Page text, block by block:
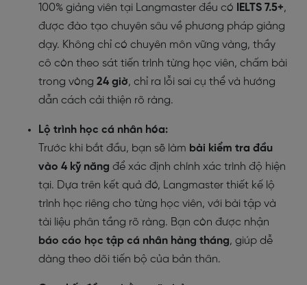
100% giảng viên tại Langmaster đều có
IELTS 7.5+,
được đào tạo chuyên sâu về phương pháp giảng
dạy. Không chỉ có chuyên môn vững vàng, thầy
cô còn theo sát tiến trình từng học viên, chấm bài
trong vòng 24 giờ, chỉ ra lỗi sai cụ thể và hướng
dẫn cách cải thiện rõ ràng.
Lộ trình học cá nhân hóa:
Trước khi bắt đầu, bạn sẽ làm bài kiểm tra đầu
vào 4 kỹ năng để xác định chính xác trình độ hiện
tại. Dựa trên kết quả đó, Langmaster thiết kế lộ
trình học riêng cho từng học viên, với bài tập và
tài liệu phân tầng rõ ràng. Bạn còn được nhận
báo cáo học tập cá nhân hàng tháng, giúp dễ
dàng theo dõi tiến bộ của bản thân.